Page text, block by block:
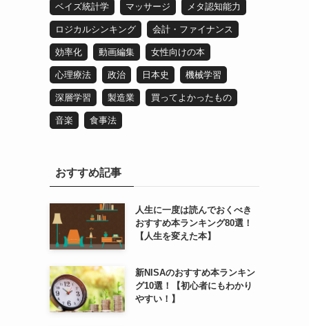
ベイズ統計学 マッサージ メタ認知能力
ロジカルシンキング 会計・ファイナンス
効率化 動画編集 女性向けの本
心理療法 政治 日本史 機械学習
深層学習 製造業 買ってよかったもの
音楽 食事法
おすすめ記事
人生に一度は読んでおくべき
おすすめ本ランキング80選！
【人生を変えた本】
新NISAのおすすめ本ランキン
グ10選！【初心者にもわかり
やすい！】